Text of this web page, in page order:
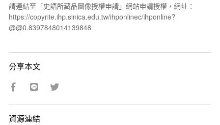
請連結至「史語所藏品圖像授權申請」網站申請授權，網址：
https://copyrite.ihp.sinica.edu.tw/ihponlinec/ihponline?
@@0.8397848014139848
分享本文
資源連結